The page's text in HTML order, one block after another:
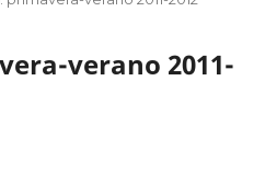
verano 2011-